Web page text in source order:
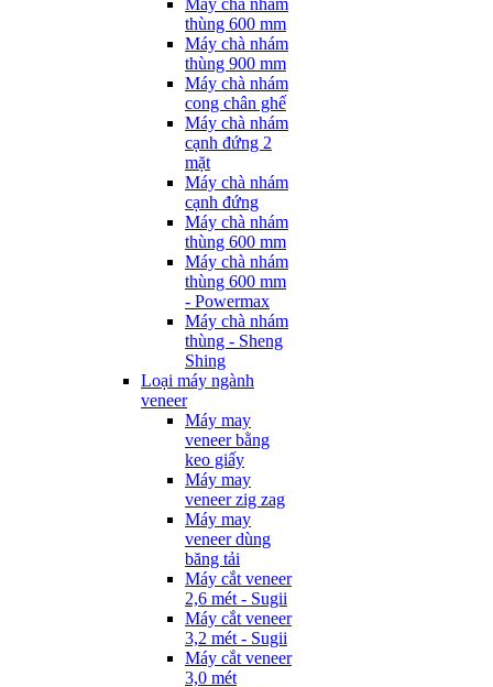
Máy chà nhám
thùng 600 mm
Máy chà nhám
thùng 900 mm
Máy chà nhám
cong chân ghế
Máy chà nhám
cạnh đứng 2
mặt
Máy chà nhám
cạnh đứng
Máy chà nhám
thùng 600 mm
Máy chà nhám
thùng 600 mm
- Powermax
Máy chà nhám
thùng - Sheng
Shing
Loại máy ngành
veneer
Máy may
veneer bằng
keo giấy
Máy may
veneer zig zag
Máy may
veneer dùng
băng tải
Máy cắt veneer
2,6 mét - Sugii
Máy cắt veneer
3,2 mét - Sugii
Máy cắt veneer
3,0 mét